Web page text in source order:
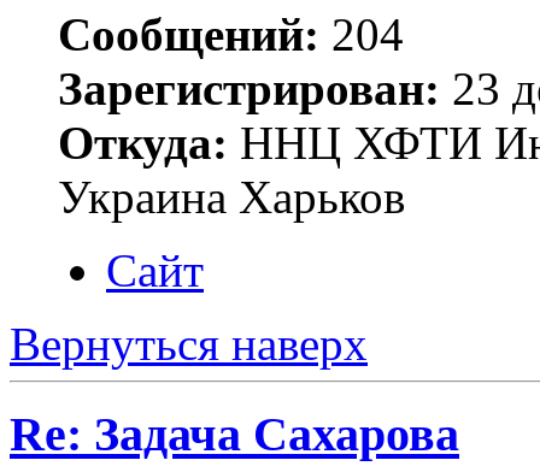
Сообщений: 204
Зарегистрирован: 23
Откуда: ННЦ ХФТИ
Украина Харьков
Сайт
Вернуться наверх
Re: Задача Сахарова